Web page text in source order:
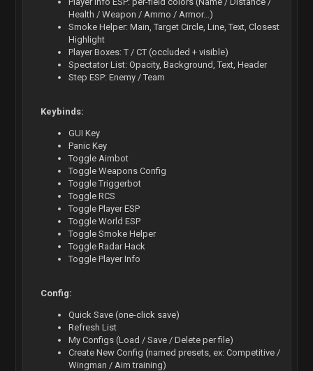
Health / Weapon / Ammo / Armor...)
Smoke Helper: Main, Target Circle, Line, Text, Closest
Highlight
Player Boxes: T / CT (occluded + visible)
Spectator List: Opacity, Background, Text, Header
Step ESP: Enemy / Team
Keybinds:
GUI Key
Panic Key
Toggle Aimbot
Toggle Weapons Config
Toggle Triggerbot
Toggle RCS
Toggle Player ESP
Toggle World ESP
Toggle Smoke Helper
Toggle Radar Hack
Toggle Player Info
Config:
Quick Save (one-click save)
Refresh List
My Configs (Load / Save / Delete per file)
Create New Config (named presets, ex: Competitive /
Wingman / Aim training)